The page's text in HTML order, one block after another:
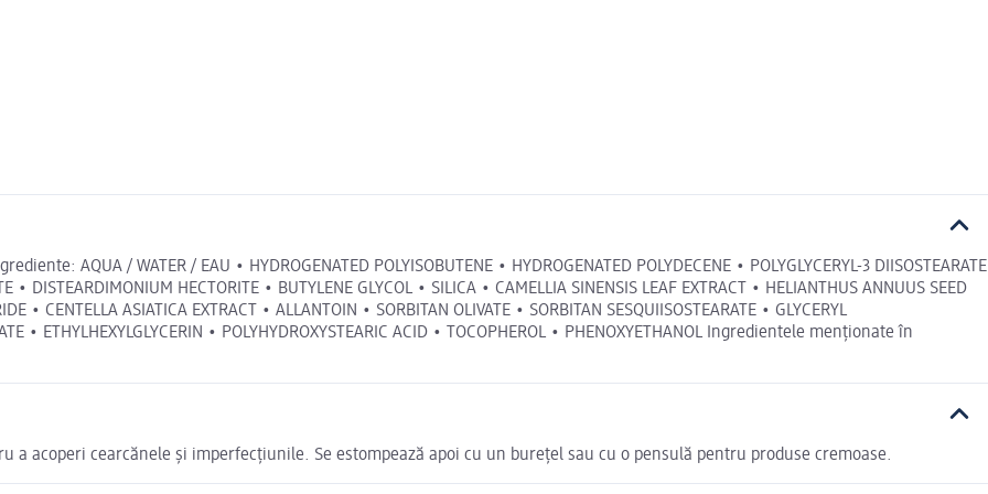
AQUA / WATER / EAU • HYDROGENATED POLYISOBUTENE • HYDROGENATED POLYDECENE • POLYGLYCERYL-3 DIISOSTEARATE
• DISTEARDIMONIUM HECTORITE • BUTYLENE GLYCOL • SILICA • CAMELLIA SINENSIS LEAF EXTRACT • HELIANTHUS ANNUUS SEED
• CENTELLA ASIATICA EXTRACT • ALLANTOIN • SORBITAN OLIVATE • SORBITAN SESQUIISOSTEARATE • GLYCERYL
• ETHYLHEXYLGLYCERIN • POLYHYDROXYSTEARIC ACID • TOCOPHEROL • PHENOXYETHANOL Ingredientele menționate în
acoperi cearcănele și imperfecțiunile. Se estompează apoi cu un burețel sau cu o pensulă pentru produse cremoase.